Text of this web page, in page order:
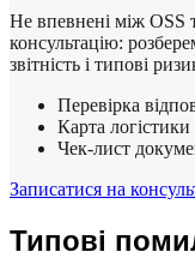
Не впевнені між
консультацію:
звітність і типові
Перевірка
Карта
Чек-лист
Записатися на
Типові